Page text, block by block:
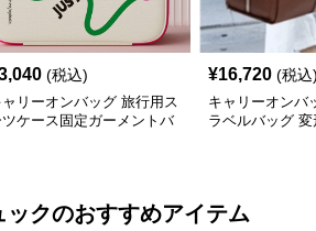
(税込)
ャリーオンバッグ 旅行用ス
ツケース固定ガーメントバ
¥16,720 (税込)
キャリーオンバ
ラベルバッグ
ックのおすすめアイテム